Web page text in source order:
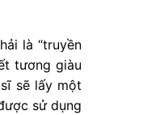
là “truyền
tương giàu
sẽ lấy một
sử dụng